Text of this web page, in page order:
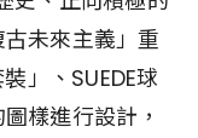
未來主義」重
」、SUEDE球
樣進行設計，